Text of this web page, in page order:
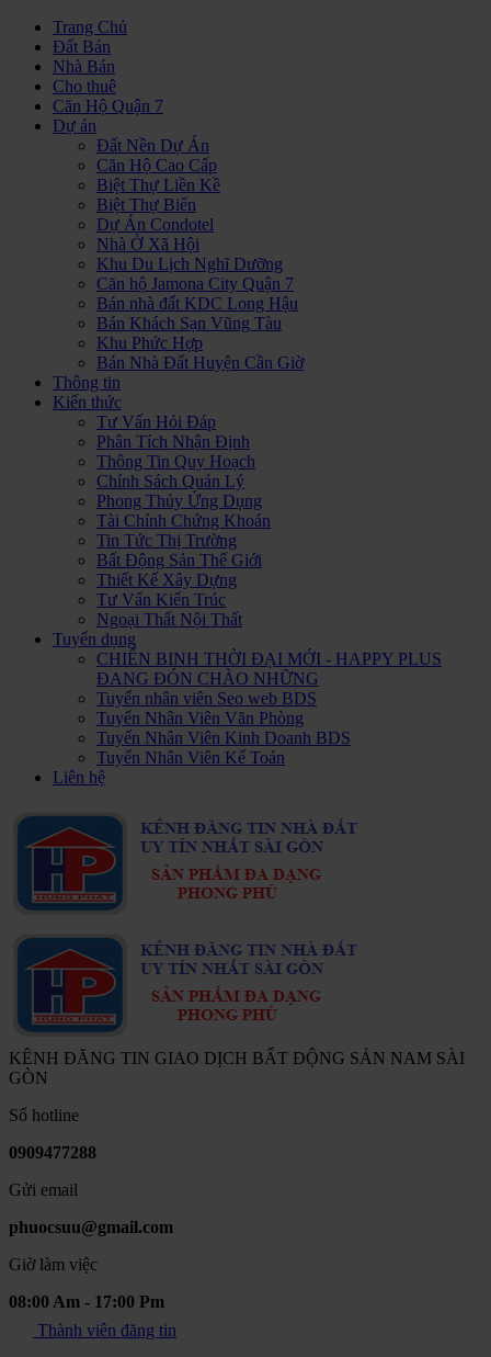
Trang Chủ
Đất Bán
Nhà Bán
Cho thuê
Căn Hộ Quận 7
Dự án
Đất Nền Dự Án
Căn Hộ Cao Cấp
Biệt Thự Liền Kề
Biệt Thự Biển
Dự Án Condotel
Nhà Ở Xã Hội
Khu Du Lịch Nghĩ Dưỡng
Căn hộ Jamona City Quận 7
Bán nhà đất KDC Long Hậu
Bán Khách Sạn Vũng Tàu
Khu Phức Hợp
Bán Nhà Đất Huyện Cần Giờ
Thông tin
Kiến thức
Tư Vấn Hỏi Đáp
Phân Tích Nhận Định
Thông Tin Quy Hoạch
Chính Sách Quản Lý
Phong Thủy Ứng Dụng
Tài Chính Chứng Khoán
Tin Tức Thị Trường
Bất Động Sản Thế Giới
Thiết Kế Xây Dựng
Tư Vấn Kiến Trúc
Ngoại Thất Nội Thất
Tuyển dụng
CHIẾN BINH THỜI ĐẠI MỚI - HAPPY PLUS
ĐANG ĐÓN CHÀO NHỮNG
Tuyển nhân viên Seo web BDS
Tuyển Nhân Viên Văn Phòng
Tuyển Nhân Viên Kinh Doanh BDS
Tuyển Nhân Viên Kế Toán
Liên hệ
KÊNH ĐĂNG TIN GIAO DỊCH BẤT ĐỘNG SẢN NAM SÀI
GÒN
Số hotline
0909477288
Gửi email
phuocsuu@gmail.com
Giờ làm việc
08:00 Am - 17:00 Pm
Thành viên đăng tin